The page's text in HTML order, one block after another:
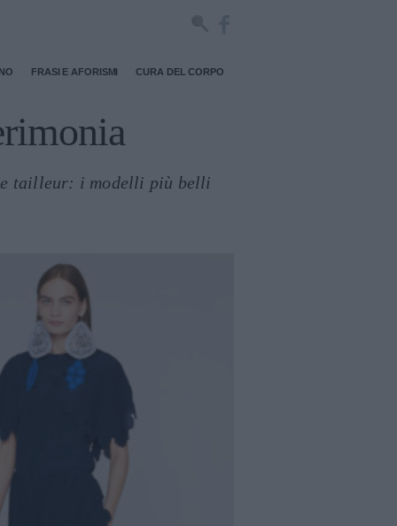
FRASI E AFORISMI CURA DEL CORPO
tailleur: i modelli più belli